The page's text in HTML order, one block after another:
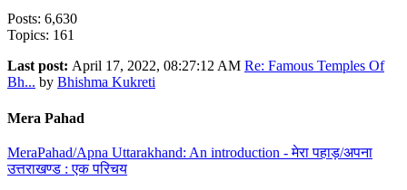
Posts: 6,630
Topics: 161
Last post: April 17, 2022, 08:27:12 AM Re: Famous Temples Of
Bh... by Bhishma Kukreti
Mera Pahad
MeraPahad/Apna Uttarakhand: An introduction - मेरा पहाड़/अपना
उत्तराखण्ड : एक परिचय